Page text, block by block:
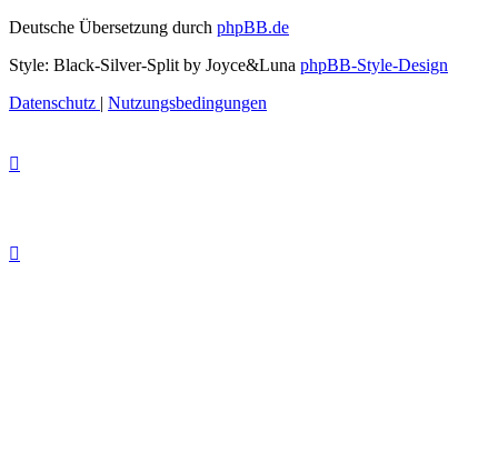
Deutsche Übersetzung durch phpBB.de
Style: Black-Silver-Split by Joyce&Luna phpBB-Style-Design
Datenschutz | Nutzungsbedingungen